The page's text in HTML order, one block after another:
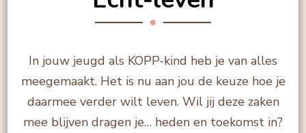
In jouw jeugd als KOPP-kind heb je van alles
meegemaakt. Het is nu aan jou de keuze hoe je
daarmee verder wilt leven. Wil jij deze zaken
mee blijven dragen je… heden en toekomst in?